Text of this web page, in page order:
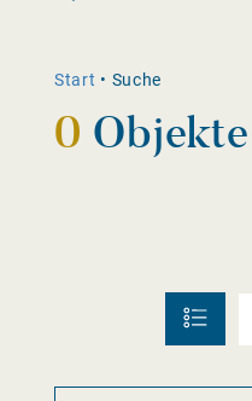
Start • Suche
0